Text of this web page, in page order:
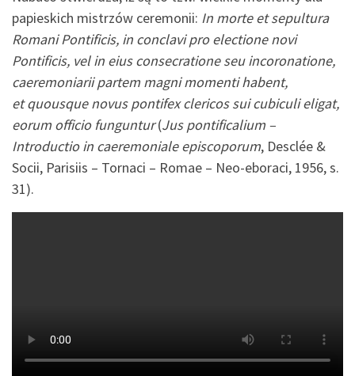
papieskich mistrzów ceremonii: In morte et sepultura
Romani Pontificis, in conclavi pro electione novi
Pontificis, vel in eius consecratione seu incoronatione,
caeremoniarii partem magni momenti habent,
et quousque novus pontifex clericos sui cubiculi eligat,
eorum officio funguntur(Jus pontificalium –
Introductio in caeremoniale episcoporum, Desclée &
Socii, Parisiis – Tornaci – Romae – Neo-eboraci, 1956, s.
31).